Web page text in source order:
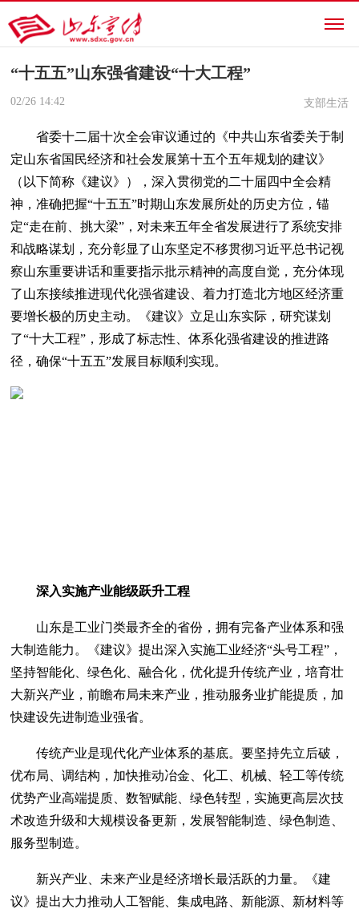
“十五五”山东强省建设“十大工程”
02/26 14:42 支部生活
省委十二届十次全会审议通过的《中共山东省委关于制
定山东省国民经济和社会发展第十五个五年规划的建议》
（以下简称《建议》），深入贯彻党的二十届四中全会精
神，准确把握“十五五”时期山东发展所处的历史方位，锚
定“走在前、挑大梁”，对未来五年全省发展进行了系统安排
和战略谋划，充分彰显了山东坚定不移贯彻习近平总书记视
察山东重要讲话和重要指示批示精神的高度自觉，充分体现
了山东接续推进现代化强省建设、着力打造北方地区经济重
要增长极的历史主动。《建议》立足山东实际，研究谋划
了“十大工程”，形成了标志性、体系化强省建设的推进路
径，确保“十五五”发展目标顺利实现。
深入实施产业能级跃升工程
山东是工业门类最齐全的省份，拥有完备产业体系和强
大制造能力。《建议》提出深入实施工业经济“头号工程”，
坚持智能化、绿色化、融合化，优化提升传统产业，培育壮
大新兴产业，前瞻布局未来产业，推动服务业扩能提质，加
快建设先进制造业强省。
传统产业是现代化产业体系的基底。要坚持先立后破，
优布局、调结构，加快推动冶金、化工、机械、轻工等传统
优势产业高端提质、数智赋能、绿色转型，实施更高层次技
术改造升级和大规模设备更新，发展智能制造、绿色制造、
服务型制造。
新兴产业、未来产业是经济增长最活跃的力量。《建
议》提出大力推动人工智能、集成电路、新能源、新材料等